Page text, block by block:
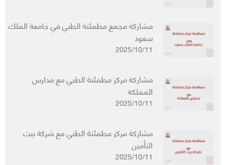
مشاركة مجمع مطمئنة الطبي في جامعة الملك
سعود
2025/10/11
مشاركة مركز مطمئنة الطبي مع مدارس
المملكة
2025/10/11
مشاركة مركز مطمئنة الطبي مع شركة بيت
التأمين
2025/10/11